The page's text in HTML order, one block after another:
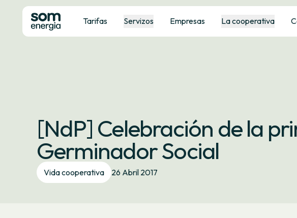
Tarifas Servizos Empresas La cooperativa
[NdP] Celebración de la
Germinador Social
Vida cooperativa 26 Abril 2017